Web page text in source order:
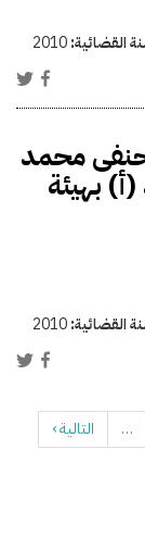
القضائية:2010
محمد
بهيئة
القضائية:2010
…
التالية ›